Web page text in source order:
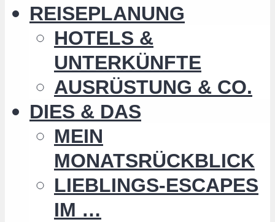
REISEPLANUNG
HOTELS &
UNTERKÜNFTE
AUSRÜSTUNG & CO.
DIES & DAS
MEIN
MONATSRÜCKBLICK
LIEBLINGS-ESCAPES
IM …